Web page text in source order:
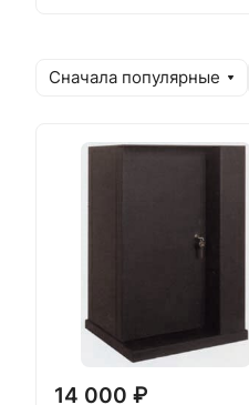
Сначала популярные
14 000 ₽